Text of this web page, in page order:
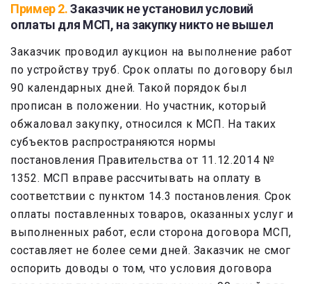
Пример 2.Заказчик не установил условий
оплаты для МСП, на закупку никто не вышел
Заказчик проводил аукцион на выполнение работ
по устройству труб. Срок оплаты по договору был
90 календарных дней. Такой порядок был
прописан в положении. Но участник, который
обжаловал закупку, относился к МСП. На таких
субъектов распространяются нормы
постановления Правительства от 11.12.2014 №
1352. МСП вправе рассчитывать на оплату в
соответствии с пунктом 14.3 постановления. Срок
оплаты поставленных товаров, оказанных услуг и
выполненных работ, если сторона договора МСП,
составляет не более семи дней. Заказчик не смог
оспорить доводы о том, что условия договора